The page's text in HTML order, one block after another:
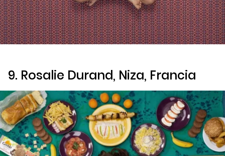
9. Rosalie Durand, Niza, Francia